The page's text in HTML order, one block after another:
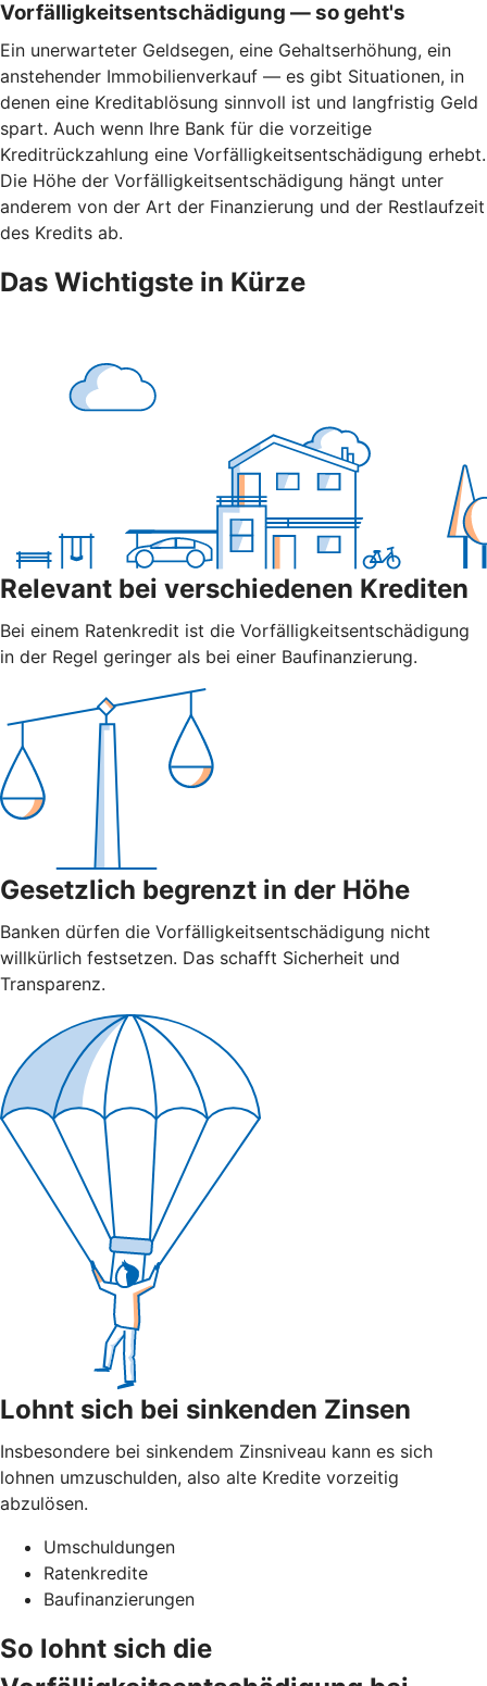
Vorfälligkeitsentschädigung — so geht's
Ein unerwarteter Geldsegen, eine Gehaltserhöhung, ein
anstehender Immobilienverkauf — es gibt Situationen, in
denen eine Kreditablösung sinnvoll ist und langfristig Geld
spart. Auch wenn Ihre Bank für die vorzeitige
Kreditrückzahlung eine Vorfälligkeitsentschädigung erhebt.
Die Höhe der Vorfälligkeitsentschädigung hängt unter
anderem von der Art der Finanzierung und der Restlaufzeit
des Kredits ab.
Das Wichtigste in Kürze
Relevant bei verschiedenen Krediten
Bei einem Ratenkredit ist die Vorfälligkeitsentschädigung
in der Regel geringer als bei einer Baufinanzierung.
Gesetzlich begrenzt in der Höhe
Banken dürfen die Vorfälligkeitsentschädigung nicht
willkürlich festsetzen. Das schafft Sicherheit und
Transparenz.
Lohnt sich bei sinkenden Zinsen
Insbesondere bei sinkendem Zinsniveau kann es sich
lohnen umzuschulden, also alte Kredite vorzeitig
abzulösen.
Umschuldungen
Ratenkredite
Baufinanzierungen
So lohnt sich die